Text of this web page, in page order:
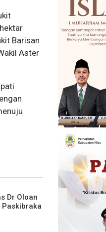
Barisan
Aster
Dr Oloan
Paskibraka